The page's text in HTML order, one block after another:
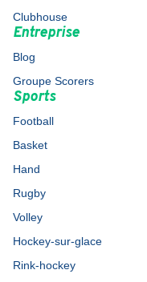
Clubhouse
Entreprise
Blog
Groupe Scorers
Sports
Football
Basket
Hand
Rugby
Volley
Hockey-sur-glace
Rink-hockey